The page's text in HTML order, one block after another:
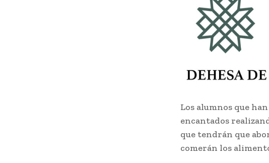
Los alumnos que
encantados
que tendrán que
comerán los